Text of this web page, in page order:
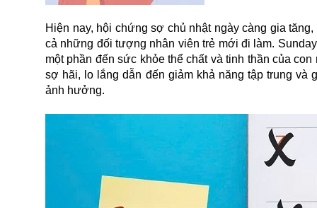
Hiện nay, hội chứng sợ chủ nhật ngày càng gia
cả những đối tượng nhân viên trẻ mới đi làm.
một phần đến sức khỏe thể chất và tinh thần của
sợ hãi, lo lắng dẫn đến giảm khả năng tập trung và
ảnh hưởng.